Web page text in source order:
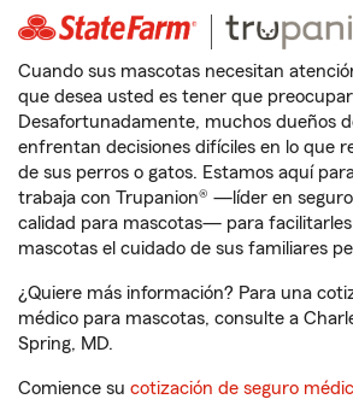
Cuando sus mascotas necesitan
que desea usted es tener que
Desafortunadamente, muchos dueños
enfrentan decisiones difíciles en lo que
de sus perros o gatos. Estamos aquí
trabaja con Trupanion® —líder en
calidad para mascotas— para facilitarles
mascotas el cuidado de sus familiares
¿Quiere más información? Para una
médico para mascotas, consulte a
Spring, MD.
Comience su cotización de seguro